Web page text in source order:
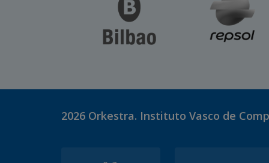
2026 Orkestra. Instituto Vasco de